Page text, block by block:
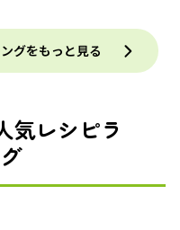
グをもっと見る
気レシピラ